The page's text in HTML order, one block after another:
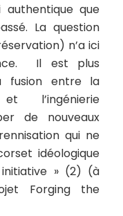
authentique que
La question
n’a ici
Il est plus
fusion entre la
et l’ingénierie
de nouveaux
qui ne
idéologique
» (2) (à
Forging the